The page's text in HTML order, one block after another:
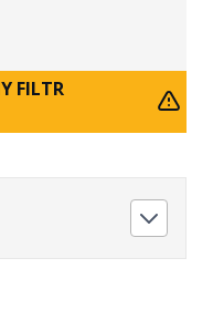
FILTR